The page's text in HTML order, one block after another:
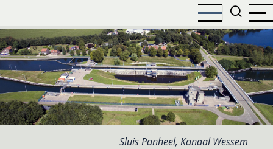
naar
de
inhoud
gaan
Sluis Panheel, Kanaal Wessem